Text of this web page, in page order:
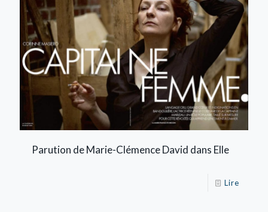
Parution de Marie-Clémence David dans Elle
Lire